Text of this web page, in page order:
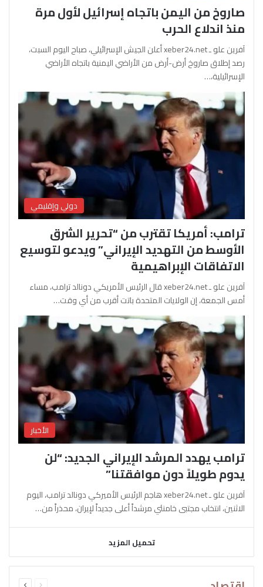
صاروخ من اليمن باتجاه إسرائيل لأول مرة
منذ اندلاع الحرب
آفرين علو ـ xeber24.net أعلن الجيش الإسرائيلي، صباح اليوم السبت،
رصد إطلاق صاروخ أرض-أرض من الأراضي اليمنية باتجاه الأراضي
الإسرائيلية،…
دولي وإقليمي
ترامب: أمريكا تقترب من “تحرير الشرق
الأوسط من التهديد الإيراني” ويدعو لتوسيع
الاتفاقات الإبراهيمية
آفرين علو ـ xeber24.net قال الرئيس الأمريكي دونالد ترامب، مساء
أمس الجمعة، إن الولايات المتحدة باتت أقرب من أي وقت…
الأخبار
ترامب يهدد المرشد الإيراني الجديد: “لن
يدوم طويلاً دون موافقتنا”
آفرين علو ـ xeber24.net هاجم الرئيس الأميركي دونالد ترامب، اليوم
الاثنين، انتخاب مجتبى خامنئي مرشداً أعلى جديداً لإيران، محذراً من…
تحميل المزيد